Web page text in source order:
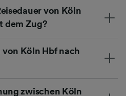
von Köln
dem Zug?
Köln Hbf nach
zwischen Köln